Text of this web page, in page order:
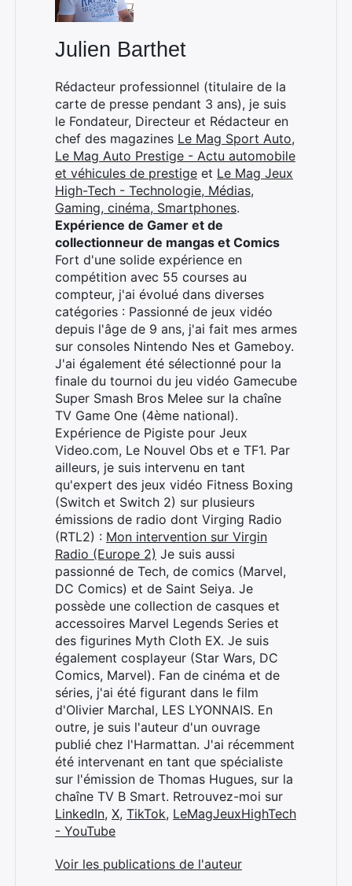
Julien Barthet
Rédacteur professionnel (titulaire de la
carte de presse pendant 3 ans), je suis
le Fondateur, Directeur et Rédacteur en
chef des magazines Le Mag Sport Auto,
Le Mag Auto Prestige - Actu automobile
et véhicules de prestige et Le Mag Jeux
High-Tech - Technologie, Médias,
Gaming, cinéma, Smartphones.
Expérience de Gamer et de
collectionneur de mangas et Comics
Fort d'une solide expérience en
compétition avec 55 courses au
compteur, j'ai évolué dans diverses
catégories : Passionné de jeux vidéo
depuis l'âge de 9 ans, j'ai fait mes armes
sur consoles Nintendo Nes et Gameboy.
J'ai également été sélectionné pour la
finale du tournoi du jeu vidéo Gamecube
Super Smash Bros Melee sur la chaîne
TV Game One (4ème national).
Expérience de Pigiste pour Jeux
Video.com, Le Nouvel Obs et e TF1. Par
ailleurs, je suis intervenu en tant
qu'expert des jeux vidéo Fitness Boxing
(Switch et Switch 2) sur plusieurs
émissions de radio dont Virging Radio
(RTL2) : Mon intervention sur Virgin
Radio (Europe 2) Je suis aussi
passionné de Tech, de comics (Marvel,
DC Comics) et de Saint Seiya. Je
possède une collection de casques et
accessoires Marvel Legends Series et
des figurines Myth Cloth EX. Je suis
également cosplayeur (Star Wars, DC
Comics, Marvel). Fan de cinéma et de
séries, j'ai été figurant dans le film
d'Olivier Marchal, LES LYONNAIS. En
outre, je suis l'auteur d'un ouvrage
publié chez l'Harmattan. J'ai récemment
été intervenant en tant que spécialiste
sur l'émission de Thomas Hugues, sur la
chaîne TV B Smart. Retrouvez-moi sur
LinkedIn, X, TikTok, LeMagJeuxHighTech
- YouTube
Voir les publications de l'auteur